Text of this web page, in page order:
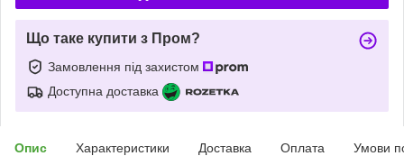
Що таке купити з Пром?
Замовлення під захистом
Доступна доставка
Опис Характеристики Доставка Оплата Умови